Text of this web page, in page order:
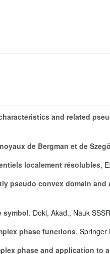
and related
de Bergman et de Szegö
localement résolubles,
pseudo convex domain and
symbol. Dokl, Akad., Nauk
phase functions, Springer
phase and application to